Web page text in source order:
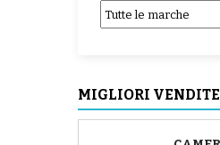
MIGLIORI VENDITE